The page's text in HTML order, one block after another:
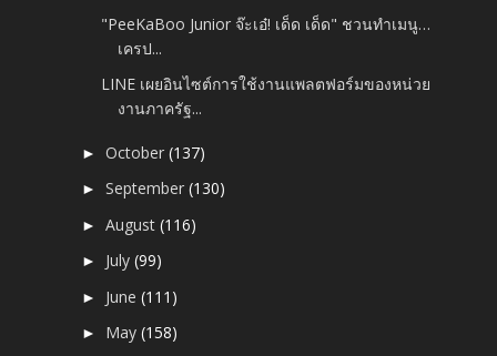
"PeeKaBoo Junior จ๊ะเอ๋! เด็ด เด็ด" ชวนทำเมนู…
เครป...
LINE เผยอินไซต์การใช้งานแพลตฟอร์มของหน่วย
งานภาครัฐ...
►October(137)
►September(130)
►August(116)
► July(99)
► June(111)
► May(158)